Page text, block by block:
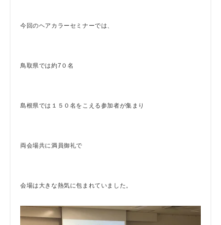
今回のヘアカラーセミナーでは、
鳥取県では約7０名
島根県では１５０名をこえる参加者が集まり
両会場共に満員御礼で
会場は大きな熱気に包まれていました。